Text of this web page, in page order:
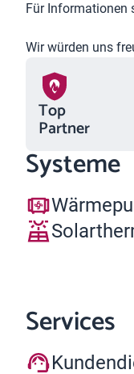
Für Informationen
Wir würden uns
Top
Partner
Systeme
Services